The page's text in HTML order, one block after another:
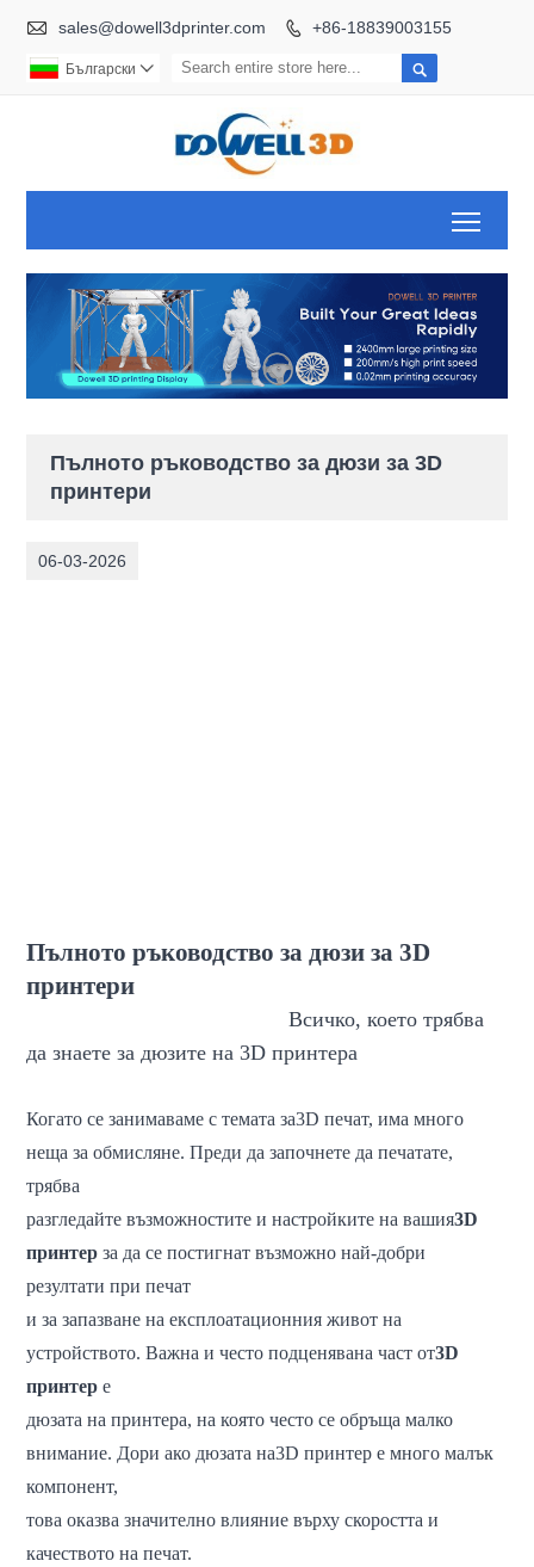
 sales@dowell3dprinter.com  +86-18839003155

Български 
Пълното ръководство за дюзи за 3D
принтери
06-03-2026
Пълното ръководство за дюзи за 3D
принтери
Всичко, което трябва
да знаете за дюзите на 3D принтера
Когато се занимаваме с темата за3D печат, има много
неща за обмисляне. Преди да започнете да печатате,
трябва
разгледайте възможностите и настройките на вашия3D
принтер за да се постигнат възможно най-добри
резултати при печат
и за запазване на експлоатационния живот на
устройството. Важна и често подценявана част от3D
принтер е
дюзата на принтера, на която често се обръща малко
внимание. Дори ако дюзата на3D принтер е много малък
компонент,
това оказва значително влияние върху скоростта и
качеството на печат.